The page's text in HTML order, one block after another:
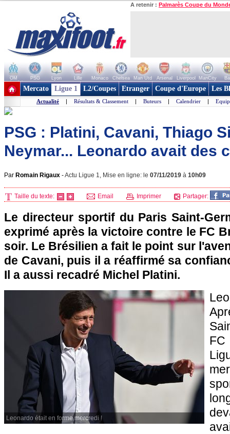
A retenir : Palmarès Coupe du
OM PSG Lyon Lille Monaco Chelsea Man Utd Arsenal Liverpool ManCity
+ de clubs
Mercato Ligue 1 L2/Coupes Etranger Coupe d'Europe Les
Actualité | Résultats & Classement | Buteurs | Calendrier |
PSG : Platini, Cavani, Thiago
Neymar... Leonardo avait des
Par Romain Rigaux -Actu Ligue 1, Mise en ligne: le 07/11/2019 à 10h09
Taille du texte: Email Imprimer Partager:
Le directeur sportif du Paris Saint-
exprimé après la victoire contre le FC
soir. Le Brésilien a fait le point sur
de Cavani, puis il a réaffirmé sa
Il a aussi recadré Michel Platini.
Leonardo était en forme mercredi !